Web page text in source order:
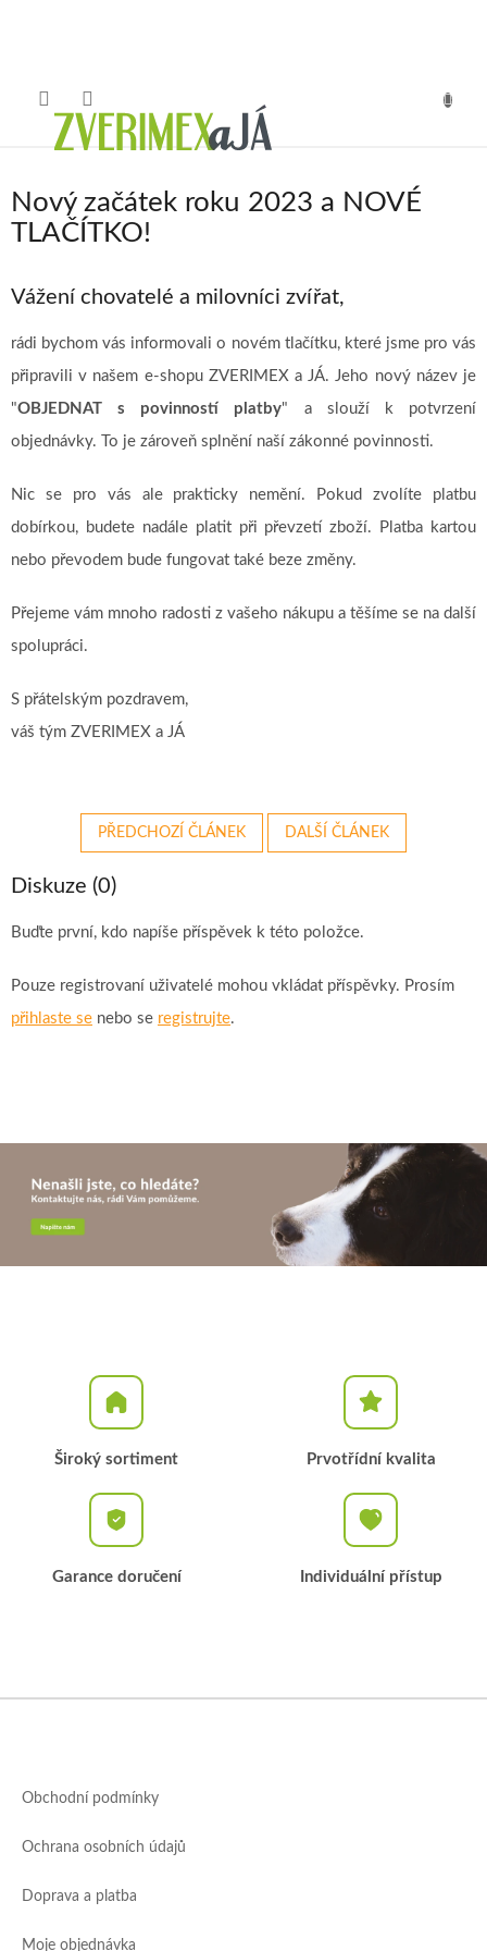
Nový začátek roku 2023 a NOVÉ
TLAČÍTKO!
Vážení chovatelé a milovníci zvířat,
rádi bychom vás informovali o novém tlačítku, které jsme pro vás
připravili v našem e-shopu ZVERIMEX a JÁ. Jeho nový název je
"OBJEDNAT s povinností platby" a slouží k potvrzení
objednávky. To je zároveň splnění naší zákonné povinnosti.
Nic se pro vás ale prakticky nemění. Pokud zvolíte platbu
dobírkou, budete nadále platit při převzetí zboží. Platba kartou
nebo převodem bude fungovat také beze změny.
Přejeme vám mnoho radosti z vašeho nákupu a těšíme se na další
spolupráci.
S přátelským pozdravem,
váš tým ZVERIMEX a JÁ
PŘEDCHOZÍ ČLÁNEK DALŠÍ ČLÁNEK
Diskuze (0)
Buďte první, kdo napíše příspěvek k této položce.
Pouze registrovaní uživatelé mohou vkládat příspěvky. Prosím
přihlaste se nebo se registrujte.
Široký sortiment Prvotřídní kvalita
Garance doručení Individuální přístup
Obchodní podmínky
Ochrana osobních údajů
Doprava a platba
Moje objednávka